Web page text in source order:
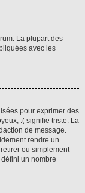
La plupart des
avec les
pour exprimer des
:( signifie triste. La
de message.
rendre un
ou simplement
défini un nombre